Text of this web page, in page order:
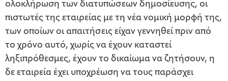
ολοκλήρωση των διατυπώσεων δημοσίευσης, οι
πιστωτές της εταιρείας με τη νέα νομική μορφή της,
των οποίων οι απαιτήσεις είχαν γεννηθεί πριν από
το χρόνο αυτό, χωρίς να έχουν καταστεί
ληξιπρόθεσμες, έχουν το δικαίωμα να ζητήσουν, η
δε εταιρεία έχει υποχρέωση να τους παράσχει